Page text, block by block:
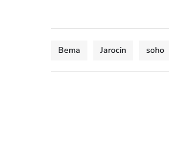
Bema Jarocin soho